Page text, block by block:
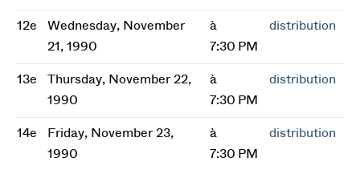
12e
Wednesday, November
21, 1990
à
7:30 PM
distribution
13e
Thursday, November 22,
1990
à
7:30 PM
distribution
14e
Friday, November 23,
1990
à
7:30 PM
distribution